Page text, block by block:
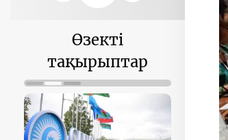
Өзекті
тақырыптар